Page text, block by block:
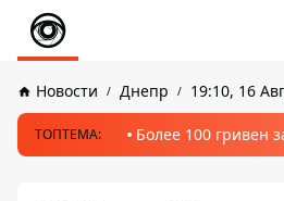
Новости Днепр 19:10, 16
ТОПТЕМА: Более 100 гривен